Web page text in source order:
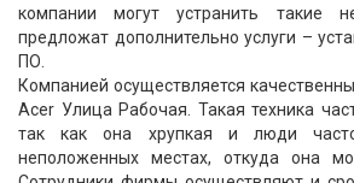
компании могут устранить такие
предложат дополнительно услуги –
ПО.
Компанией осуществляется
Acer Улица Рабочая. Такая техника
так как она хрупкая и люди
неположенных местах, откуда она